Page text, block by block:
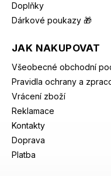
Doplňky
Dárkové poukazy 🎁
JAK NAKUPOVAT
Všeobecné obchodní
Pravidla ochrany a
Vrácení zboží
Reklamace
Kontakty
Doprava
Platba